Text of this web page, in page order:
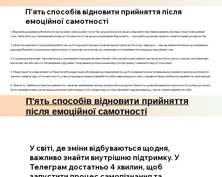
П'ять способів відновити прийняття після
емоційної самотності
1. Ведення щоденника: Витратьте час на запис своїх думок і почуттів. Це допоможе не лише усвідомити свої переживання, але й відстежити емоційний
стан. Записуйте, що саме викликало відчуття самотності, і як ви на це реагували. Ваша мета — зрозуміти, що ви відчуваєте, і знайти корені цих відчуттів.
2. Практика вдячності: Щодня виділяйте час, щоб подумати про речі, за які ви вдячні. Це може бути що завгодно — від підтримки близьких до маленьких
радощів. Вдячність допомагає змінити фокус з негативу на позитив, що сприяє відчуттю прийняття і покращує емоційний стан.
3. Соціальна взаємодія: Залучайтеся до спілкування з людьми, які вам близькі, або шукайте нові знайомства. Це може бути участь у групах за інтересами,
волонтерство або просто обговорення з друзями. Спілкування допоможе вам відчути підтримку і зменшити відчуття ізоляції.
4. Медитація та усвідомленість: Практикуйте медитацію або вправи на усвідомленість, щоб зосередитися на теперішньому моменті. Це може допомогти
знизити тривогу і відчуття самотності, а також покращити ваше сприйняття себе і навколишнього світу, сприяючи більш глибокому прийняттю своїх емоцій.
5. Творчість: Займіться творчою діяльністю, такою як малювання, письмо, музика або рукоділля. Творчість дозволяє виразити свої почуття і думки, що може
бути терапевтичним. Це не лише допомагає зняти напругу, а й створює відчуття досягнення і задоволення, що також сприяє прийняттю себе.
П'ять способів відновити прийняття
після емоційної самотності
У світі, де зміни відбуваються щодня,
важливо знайти внутрішню підтримку. У
Телеграм достатньо 4 хвилин, щоб